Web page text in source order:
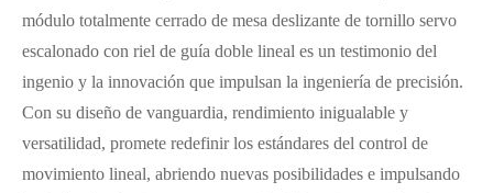
módulo totalmente cerrado de mesa deslizante de tornillo servo
escalonado con riel de guía doble lineal es un testimonio del
ingenio y la innovación que impulsan la ingeniería de precisión.
Con su diseño de vanguardia, rendimiento inigualable y
versatilidad, promete redefinir los estándares del control de
movimiento lineal, abriendo nuevas posibilidades e impulsando